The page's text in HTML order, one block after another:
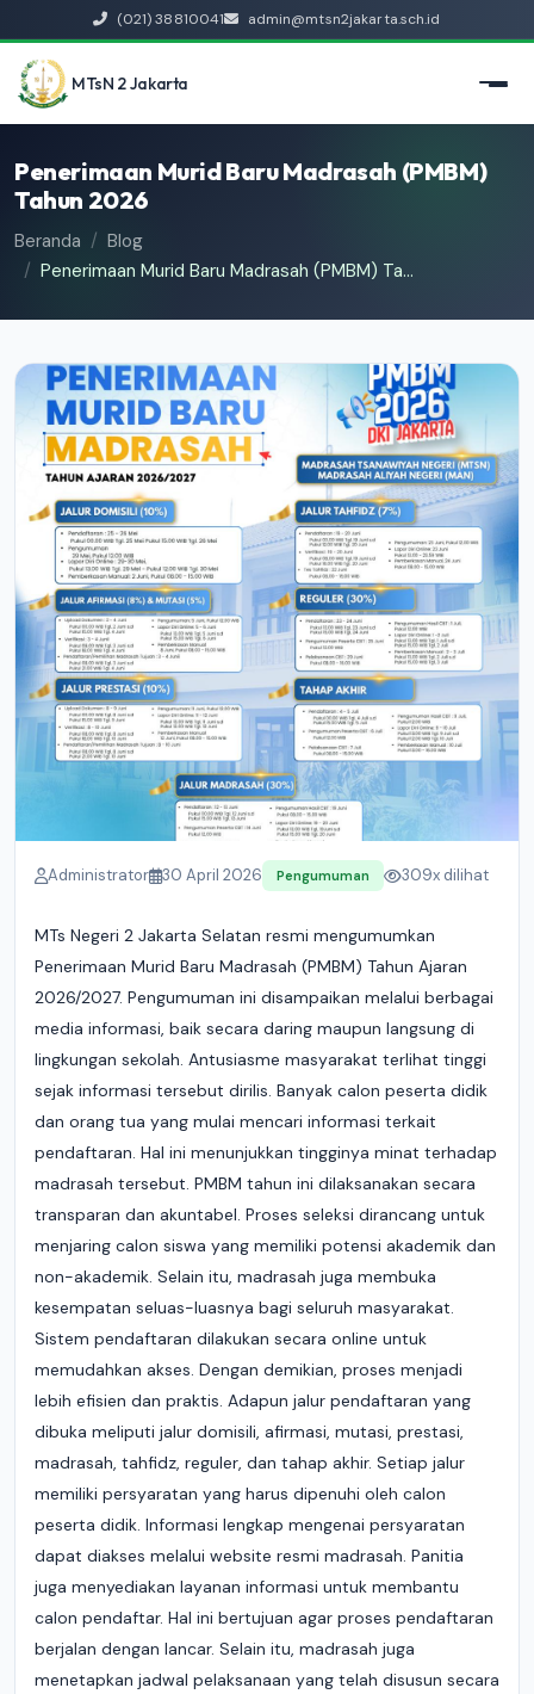
(021) 38810041 admin@mtsn2jakarta.sch.id
MTsN 2 Jakarta
Penerimaan Murid Baru Madrasah (PMBM)
Tahun 2026
Beranda
Blog
Penerimaan Murid Baru Madrasah (PMBM) Ta...
Administrator 30 April 2026 Pengumuman 309x dilihat
MTs Negeri 2 Jakarta Selatan resmi mengumumkan
Penerimaan Murid Baru Madrasah (PMBM) Tahun Ajaran
2026/2027. Pengumuman ini disampaikan melalui berbagai
media informasi, baik secara daring maupun langsung di
lingkungan sekolah. Antusiasme masyarakat terlihat tinggi
sejak informasi tersebut dirilis. Banyak calon peserta didik
dan orang tua yang mulai mencari informasi terkait
pendaftaran. Hal ini menunjukkan tingginya minat terhadap
madrasah tersebut. PMBM tahun ini dilaksanakan secara
transparan dan akuntabel. Proses seleksi dirancang untuk
menjaring calon siswa yang memiliki potensi akademik dan
non-akademik. Selain itu, madrasah juga membuka
kesempatan seluas-luasnya bagi seluruh masyarakat.
Sistem pendaftaran dilakukan secara online untuk
memudahkan akses. Dengan demikian, proses menjadi
lebih efisien dan praktis. Adapun jalur pendaftaran yang
dibuka meliputi jalur domisili, afirmasi, mutasi, prestasi,
madrasah, tahfidz, reguler, dan tahap akhir. Setiap jalur
memiliki persyaratan yang harus dipenuhi oleh calon
peserta didik. Informasi lengkap mengenai persyaratan
dapat diakses melalui website resmi madrasah. Panitia
juga menyediakan layanan informasi untuk membantu
calon pendaftar. Hal ini bertujuan agar proses pendaftaran
berjalan dengan lancar. Selain itu, madrasah juga
menetapkan jadwal pelaksanaan yang telah disusun secara